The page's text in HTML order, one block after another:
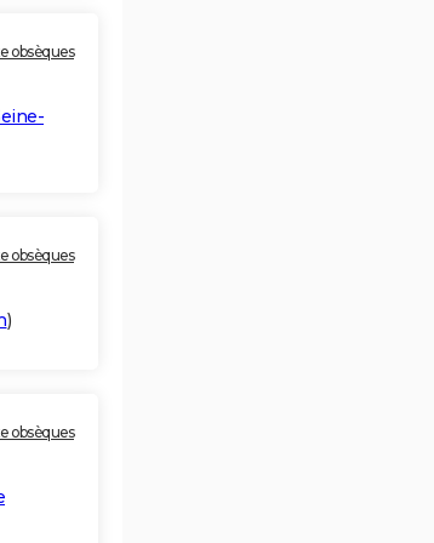
obsèques
obsèques
)
obsèques